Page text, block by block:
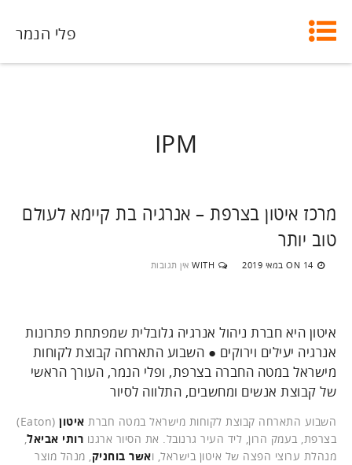
פלי הנמר
IPM
מרכז איטון בצרפת – אנרגיה בת קיימא לעולם
טוב יותר
ON 14 במאי 2019 WITH אין תגובות
איטון היא חברת ניהול אנרגיה גלובלית שמפתחת פתרונות
אנרגיה יעילים וירוקים ● השבוע התארחה קבוצת לקוחות
מישראל במטה החברה בצרפת, ופלי הנמר, העורך הראשי
של קבוצת אנשים ומחשבים, התלווה לסיור
השבוע התארחה קבוצת לקוחות מישראל במטה חברת איטון
(Eaton)
בצרפת, בעמק הרון, ליד העיר גרנובל. את הסיור ארגנו רותי אביאל,
מנהלת ערוצי הפצה של איטון בישראל, ואשר בוחניק, מנהל מוצר